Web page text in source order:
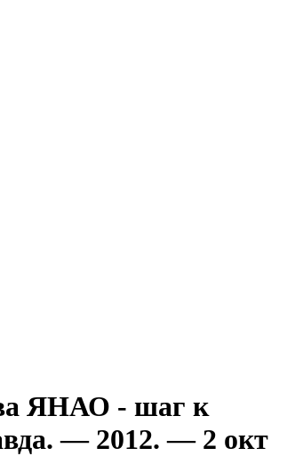
ЯНАО - шаг к
— 2012. — 2 окт